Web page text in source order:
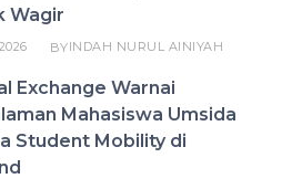
Wagir
BYINDAH NURUL AINIYAH
Exchange Warnai
Mahasiswa Umsida
Student Mobility di